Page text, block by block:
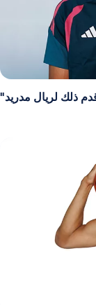
ذلك لريال مدريد"